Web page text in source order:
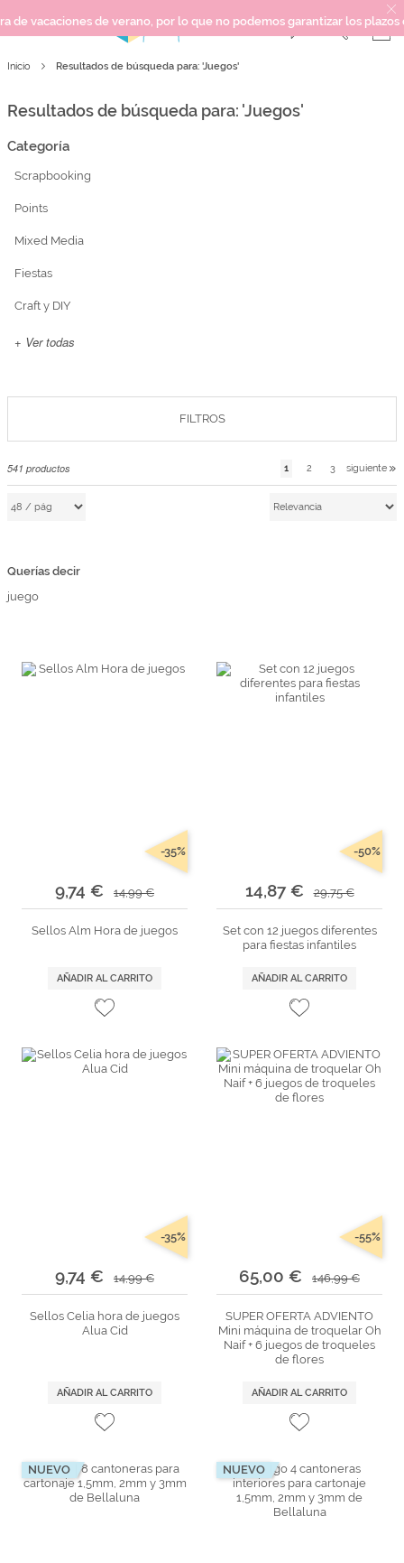
de verano, por lo que no podemos garantizar los plazos de entrega
Novedades
Top Ventas
SCRAPBOOKING
CRAFT Y DIY
PAPELERÍA Y FIESTAS
REGALOS
Iniciar sesión/Regístrate
Inicio Resultados de búsqueda para: 'Juegos'
Resultados de búsqueda para: 'Juegos'
541 productos 1 2 3 siguiente
Querías decir
juego
9,74 € 14,99 €
-35%
Sellos Alm Hora de juegos
AÑADIR AL CARRITO
14,87 € 29,75 €
-50%
Set con 12 juegos diferentes
para fiestas infantiles
AÑADIR AL CARRITO
9,74 € 14,99 €
-35%
Sellos Celia hora de juegos
Alua Cid
AÑADIR AL CARRITO
65,00 € 146,99 €
-55%
SUPER OFERTA ADVIENTO
Mini máquina de troquelar Oh
Naif + 6 juegos de troqueles
de flores
AÑADIR AL CARRITO
NUEVO NUEVO
Categoría
Scrapbooking
Points
Mixed Media
Fiestas
Craft y DIY
+ Ver todas
FILTROS